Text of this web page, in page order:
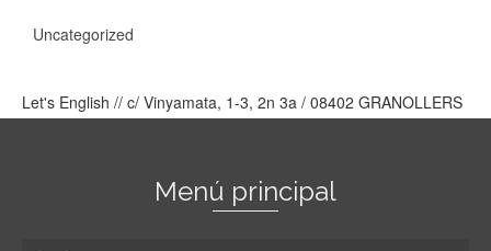
Uncategorized
Let's English // c/ Vinyamata, 1-3, 2n 3a / 08402 GRANOLLERS
Menú principal